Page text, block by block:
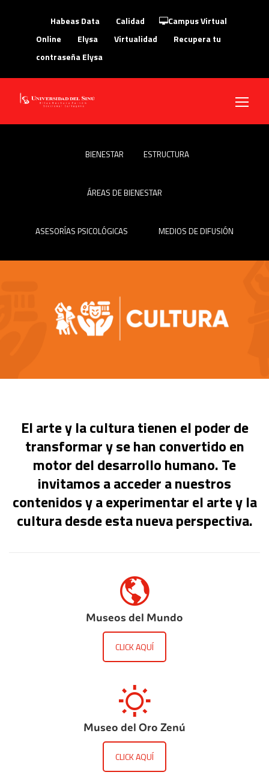
Campus Virtual
Habeas Data
Calidad
Online
Elysa Virtualidad
Recupera tu
contraseña Elysa
BIENESTAR ESTRUCTURA
ÁREAS DE BIENESTAR
ASESORÍAS PSICOLÓGICAS MEDIOS DE DIFUSIÓN
El arte y la cultura tienen el poder de
transformar y se han convertido en
motor del desarrollo humano. Te
invitamos a acceder a nuestros
contenidos y a experimentar el arte y la
cultura desde esta nueva perspectiva.
Museos del Mundo
CLICK AQUÍ
Museo del Oro Zenú
CLICK AQUÍ